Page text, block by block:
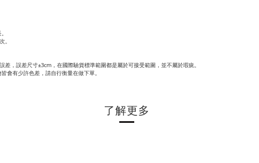
。
，誤差尺寸±3cm，在國際驗貨標準範圍都是屬於可接受範圍，並不屬於瑕疵。
會有少許色差，請自行衡量在做下單。
了解更多